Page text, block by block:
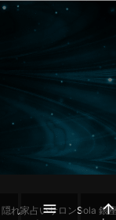
隠れ家占いサロンSola 銀座
 